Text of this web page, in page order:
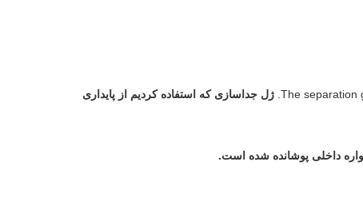
The separation ژل جداسازی که استفاده کردیم از پایداری
داخلی پوشانده شده است.